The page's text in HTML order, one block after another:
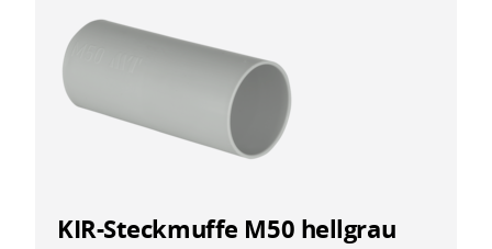
KIR-Steckmuffe M50 hellgrau